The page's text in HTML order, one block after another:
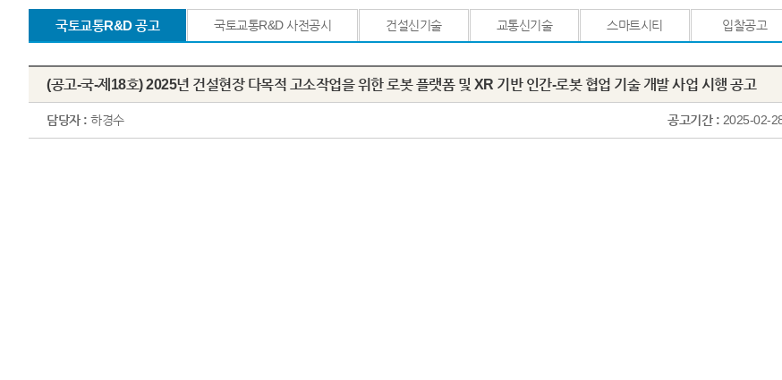
국토교통R&D 공고 국토교통R&D 사전공시 건설신기술 교통신기술 스마트시티 입찰공고
(공고-국-제18호) 2025년 건설현장 다목적 고소작업을 위한 로봇 플랫폼 및 XR 기반 인간-로봇 협업 기술 개발 사업 시행 공고
담당자 : 하경수 공고기간 : 2025-02-